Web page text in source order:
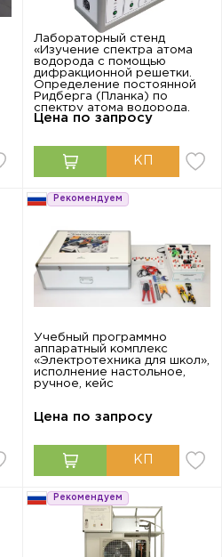
Лабораторный стенд
«Изучение спектра атома
водорода с помощью
дифракционной решетки.
Определение постоянной
Ридберга (Планка) по
спектру атома водорода.
Изучение основных
Цена по запросу
Рекомендуем
Учебный программно
аппаратный комплекс
«Электротехника для школ»,
исполнение настольное,
ручное, кейс
Цена по запросу
Рекомендуем